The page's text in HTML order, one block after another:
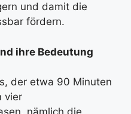
und damit die
fördern.
ihre Bedeutung
der etwa 90 Minuten
vier